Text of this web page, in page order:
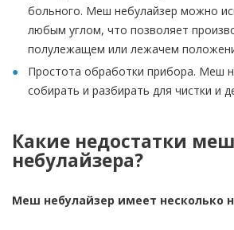
больного. Меш небулайзер можно
любым углом, что позволяет
полулежащем или лежачем
Простота обработки прибора. Меш
собирать и разбирать для чистки и
Какие недостатки меш
небулайзера?
Меш небулайзер имеет несколько